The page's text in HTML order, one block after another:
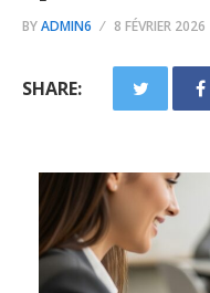
BYADMIN6 8 FÉVRIER 2026
SHARE: